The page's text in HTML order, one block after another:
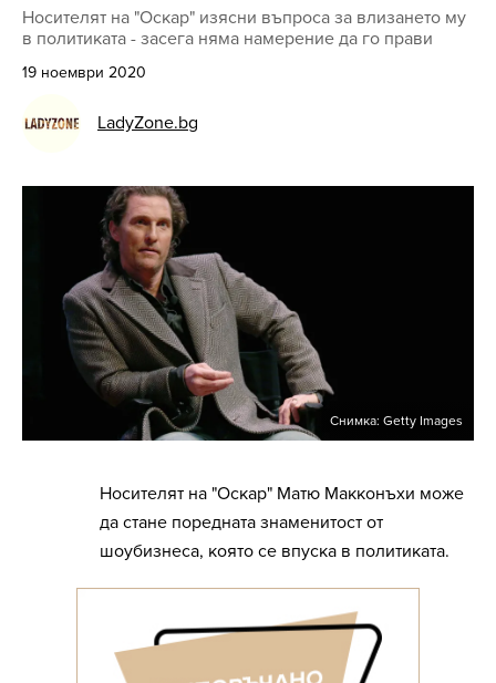
Носителят на "Оскар" изясни въпроса за влизането му
в политиката - засега няма намерение да го прави
19 ноември 2020
LadyZone.bg
Снимка: Getty Images
Носителят на "Оскар" Матю Макконъхи може
да стане поредната знаменитост от
шоубизнеса, която се впуска в политиката.